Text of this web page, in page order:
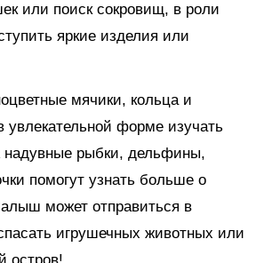
или поиск сокровищ, в роли
яркие изделия или
мячики, кольца и
форме изучать
рыбки, дельфины,
помогут узнать больше о
может отправиться в
игрушечных животных или